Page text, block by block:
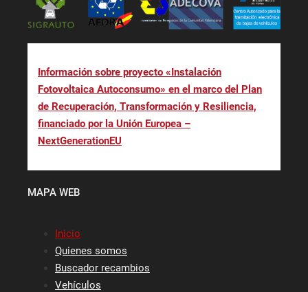
Información sobre proyecto «Instalación
Fotovoltaica Autoconsumo» en el marco del Plan
de Recuperación, Transformación y Resiliencia,
financiado por la Unión Europea –
NextGenerationEU
MAPA WEB
Inicio
Quienes somos
Buscador recambios
Vehículos